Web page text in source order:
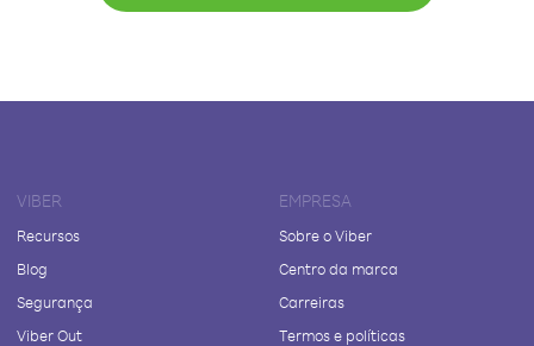
VIBER
Recursos
Blog
Segurança
Viber Out
EMPRESA
Sobre o Viber
Centro da marca
Carreiras
Termos e políticas